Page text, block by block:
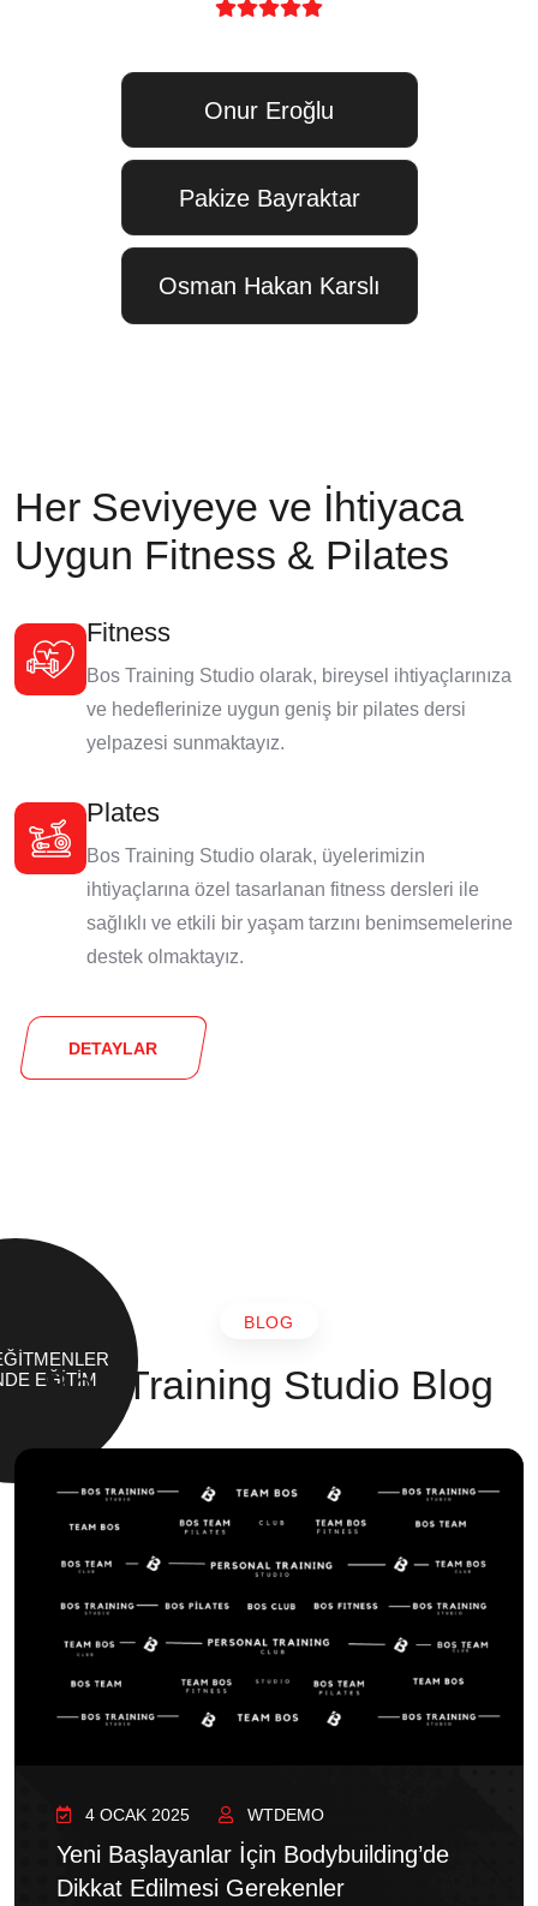
Onur Eroğlu
Pakize Bayraktar
Osman Hakan Karslı
Her Seviyeye ve İhtiyaca
Uygun Fitness & Pilates
Fitness
Bos Training Studio olarak, bireysel ihtiyaçlarınıza
ve hedeflerinize uygun geniş bir pilates dersi
yelpazesi sunmaktayız.
Plates
Bos Training Studio olarak, üyelerimizin
ihtiyaçlarına özel tasarlanan fitness dersleri ile
sağlıklı ve etkili bir yaşam tarzını benimsemelerine
destek olmaktayız.
DETAYLAR
EĞITIM
BLOG
Bos Training Studio Blog
4 OCAK 2025 WTDEMO
Yeni Başlayanlar İçin Bodybuilding’de
Dikkat Edilmesi Gerekenler